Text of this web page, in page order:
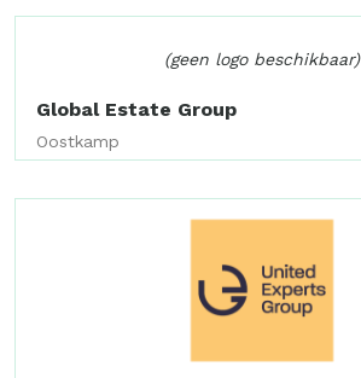
(geen logo beschikbaar)
Global Estate Group
Oostkamp